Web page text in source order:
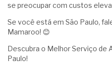
se preocupar com custos
Se você está em São Paulo,
Mamaroo! 😊
Descubra o Melhor Serviço de
Paulo!